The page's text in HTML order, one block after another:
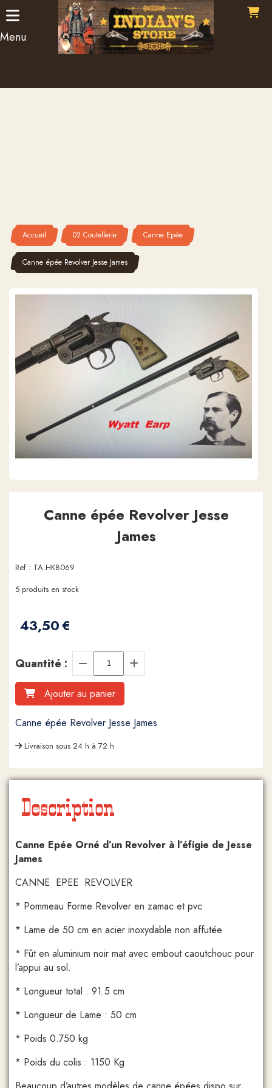
Menu
Accueil 02 Coutellerie Canne Epée
Canne épée Revolver Jesse James
Canne épée Revolver Jesse
James
Ref : TA.HK8069
43,50€
5 produits en stock
Quantité :
Ajouter au panier
Canne épée Revolver Jesse James
Livraison sous 24 h à 72 h
Description
Canne Epée Orné d’un Revolver à l’éfigie de Jesse
James
CANNE EPEE REVOLVER
* Pommeau Forme Revolver en zamac et pvc
* Lame de 50 cm en acier inoxydable non affutée
* Fût en aluminium noir mat avec embout caoutchouc pour
l’appui au sol.
* Longueur total : 91.5 cm
* Longueur de Lame : 50 cm
* Poids 0.750 kg
* Poids du colis : 1150 Kg
Panneau de gestion des cookies